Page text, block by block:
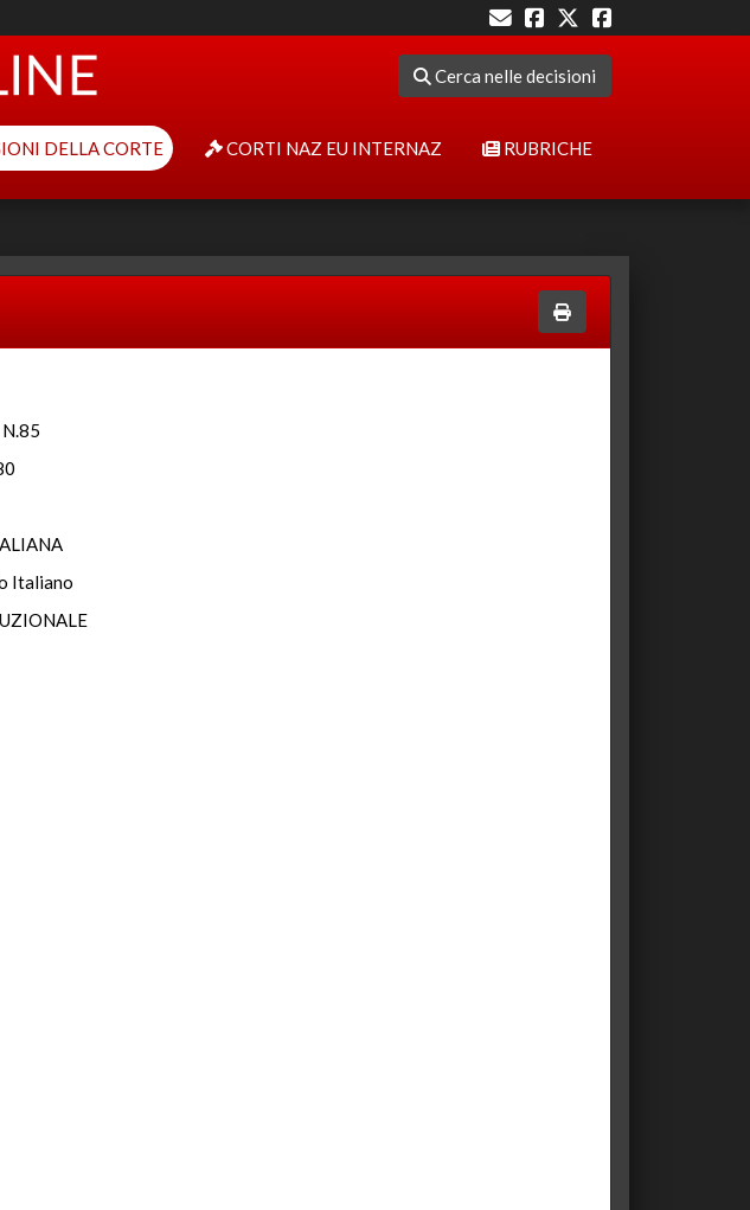
Cerca nelle decisioni
DELLA CORTE CORTI NAZ EU INTERNAZ RUBRICHE
Italiano